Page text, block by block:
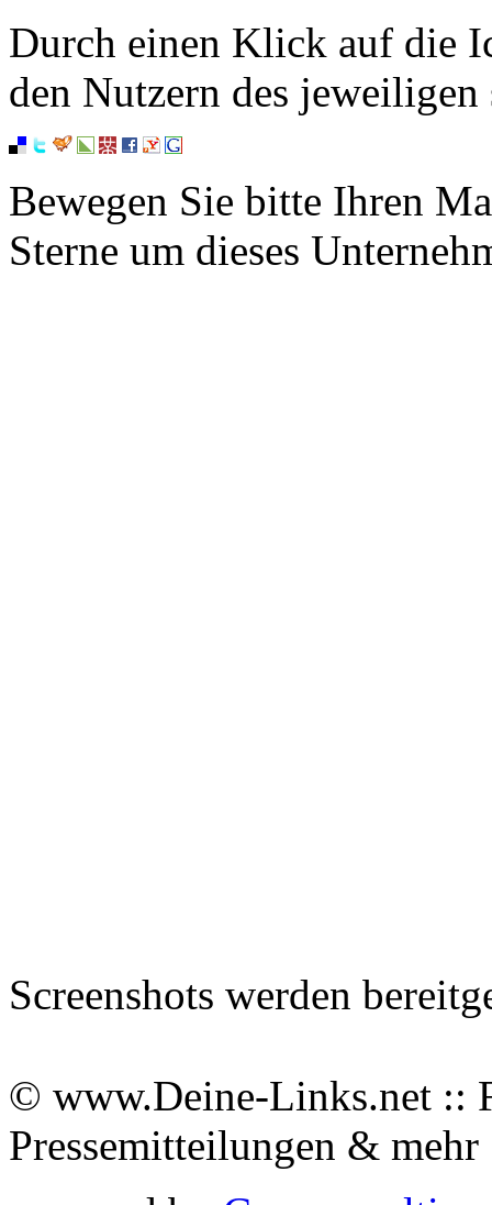
Durch einen Klick auf die
den Nutzern des
Bewegen Sie bitte Ihren
Sterne um dieses
Screenshots werden
© www.Deine-Links.net ::
Pressemitteilungen &